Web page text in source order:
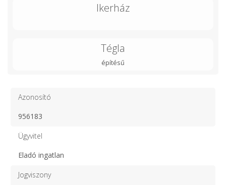
Ikerház
Tégla
építésű
Azonosító
956183
Ügyvitel
Eladó ingatlan
Jogviszony